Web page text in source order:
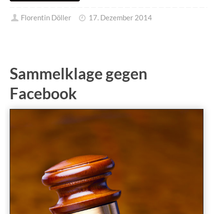
Florentin Döller 17. Dezember 2014
Sammelklage gegen
Facebook